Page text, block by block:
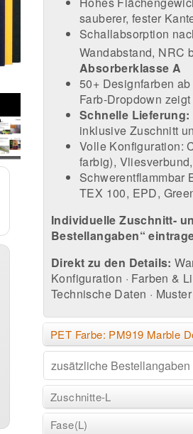
sauberer, fester
Schallabsorption
Wandabstand, NRC
Absorberklasse A
50+ Designfarben
Farb-Dropdown
Schnelle Lieferung:
inklusive Zuschnitt
Volle Konfiguration:
farbig),
Schwerentflammbar
TEX 100, EPD,
Individuelle Zuschnitt-
Bestellangaben“
Direkt zu den Details:
Konfiguration · Farben &
Technische Daten ·
PET Farbe: PM919 Marble
Zuschnitte-L
Fase(L)